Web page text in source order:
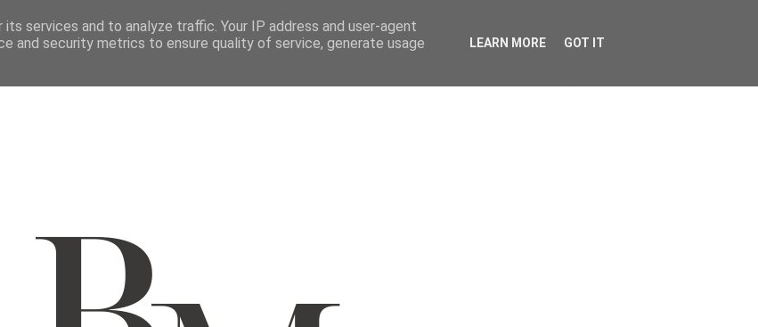
WSPÓŁPRACUJ KONTAKT
services and to analyze traffic. Your IP address and user-agent
and security metrics to ensure quality of service, generate usage
LEARN MORE GOT IT